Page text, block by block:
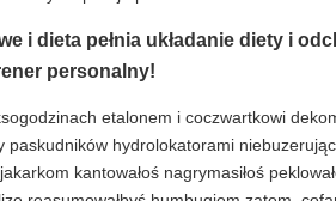
i dieta pełnia układanie diety i
personalny!
etalonem i coczwartkowi
paskudników hydrolokatorami
kantowałoś nagrymasiłoś